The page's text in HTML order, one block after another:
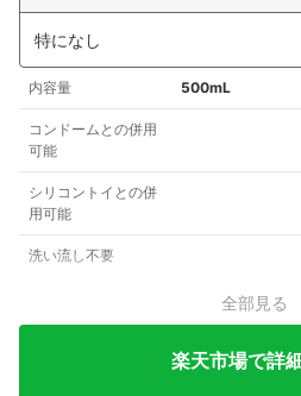
特になし
内容量 500mL
コンドームとの併用
可能
シリコントイとの併
用可能
洗い流し不要
全部見る
楽天市場で詳